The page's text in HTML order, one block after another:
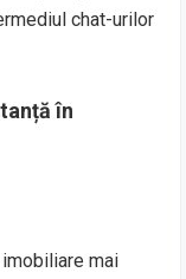
chat-urilor
în
mai